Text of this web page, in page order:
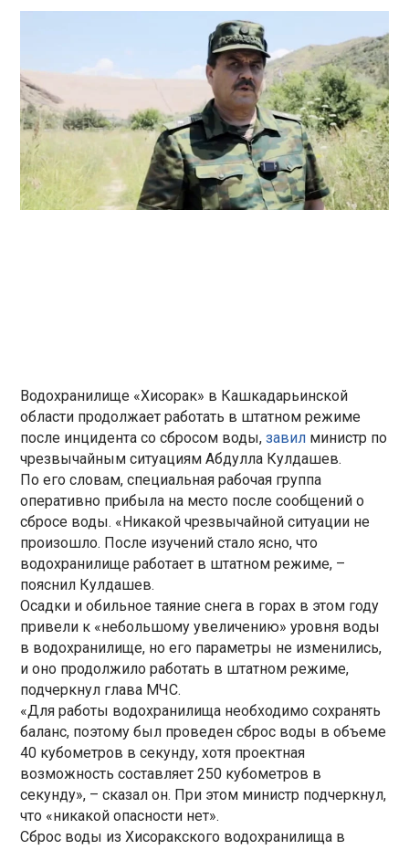
Водохранилище «Хисорак» в Кашкадарьинской
области продолжает работать в штатном режиме
после инцидента со сбросом воды,завил министр по
чрезвычайным ситуациям Абдулла Кулдашев.
По его словам, специальная рабочая группа
оперативно прибыла на место после сообщений о
сбросе воды. «Никакой чрезвычайной ситуации не
произошло. После изучений стало ясно, что
водохранилище работает в штатном режиме, –
пояснил Кулдашев.
Осадки и обильное таяние снега в горах в этом году
привели к «небольшому увеличению» уровня воды
в водохранилище, но его параметры не изменились,
и оно продолжило работать в штатном режиме,
подчеркнул глава МЧС.
«Для работы водохранилища необходимо сохранять
баланс, поэтому был проведен сброс воды в объеме
40 кубометров в секунду, хотя проектная
возможность составляет 250 кубометров в
секунду», – сказал он. При этом министр подчеркнул,
что «никакой опасности нет».
Сброс воды из Хисоракского водохранилища в